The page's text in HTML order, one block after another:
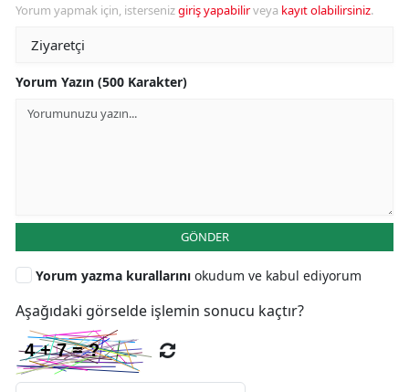
Yorum yapmak için, istersenizgiriş yapabilirveya kayıt olabilirsiniz.
Yorum Yazın (500 Karakter)
GÖNDER
Yorum yazma kurallarını okudum ve kabul ediyorum
Aşağıdaki görselde işlemin sonucu kaçtır?